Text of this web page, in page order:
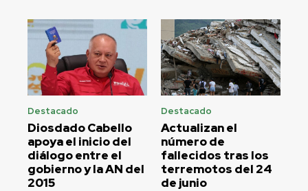
Destacado
Diosdado Cabello
apoya el inicio del
diálogo entre el
gobierno y la AN del
2015
Destacado
Actualizan el
número de
fallecidos tras los
terremotos del 24
de junio